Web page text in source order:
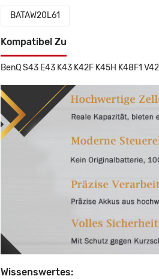
BATAW20L61
Kompatibel Zu
BenQ S43 E43 K43 K42F K45H K48F1
Wissenswertes: